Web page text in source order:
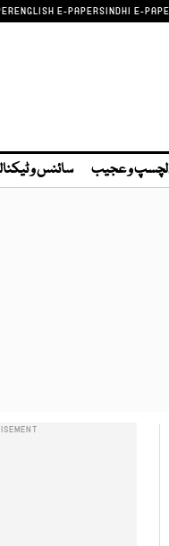
ENGLISH E-PAPERSINDHI E-
و عجیب سائنس و